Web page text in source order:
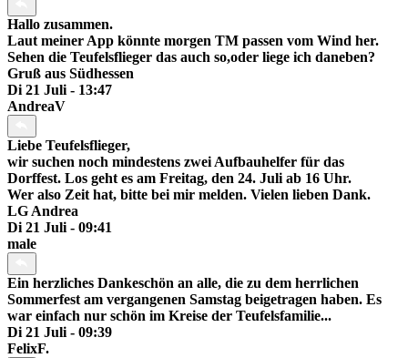
Hallo zusammen.
Laut meiner App könnte morgen TM passen vom Wind her.
Sehen die Teufelsflieger das auch so,oder liege ich daneben?
Gruß aus Südhessen
Di 21 Juli - 13:47
AndreaV
Liebe Teufelsflieger,
wir suchen noch mindestens zwei Aufbauhelfer für das
Dorffest. Los geht es am Freitag, den 24. Juli ab 16 Uhr.
Wer also Zeit hat, bitte bei mir melden. Vielen lieben Dank.
LG Andrea
Di 21 Juli - 09:41
male
Ein herzliches Dankeschön an alle, die zu dem herrlichen
Sommerfest am vergangenen Samstag beigetragen haben. Es
war einfach nur schön im Kreise der Teufelsfamilie...
Di 21 Juli - 09:39
FelixF.